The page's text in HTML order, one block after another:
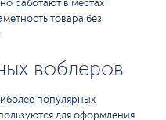
работают в местах
товара без
воблеров
популярных
для оформления